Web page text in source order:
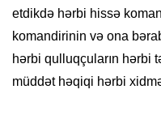
etdikdə hərbi hissə
komandirinin və ona
hərbi qulluqçuların hərbi
müddət həqiqi hərbi